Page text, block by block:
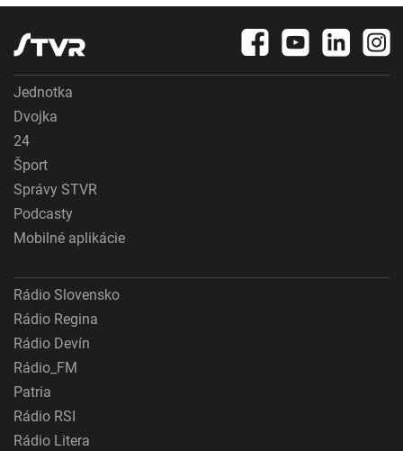
Jednotka
Dvojka
24
Šport
Správy STVR
Podcasty
Mobilné aplikácie
Rádio Slovensko
Rádio Regina
Rádio Devín
Rádio_FM
Patria
Rádio RSI
Rádio Litera